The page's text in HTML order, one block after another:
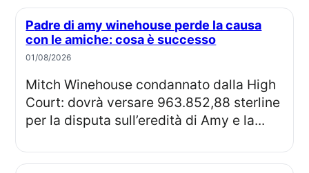
Padre di amy winehouse perde la causa
con le amiche: cosa è successo
01/08/2026
Mitch Winehouse condannato dalla High
Court: dovrà versare 963.852,88 sterline
per la disputa sull’eredità di Amy e la...